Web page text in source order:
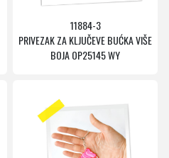
11884-3
PRIVEZAK ZA KLJUČEVE BUĆKA VIŠE
BOJA OP25145 WY